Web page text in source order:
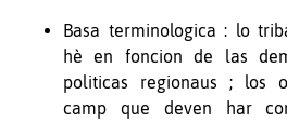
Basa terminologica : lo
hè en foncion de las
politicas regionaus ; los
camp que deven har